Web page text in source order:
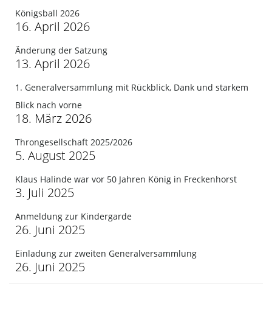
Königsball 2026
16. April 2026
Änderung der Satzung
13. April 2026
1. Generalversammlung mit Rückblick, Dank und starkem
Blick nach vorne
18. März 2026
Throngesellschaft 2025/2026
5. August 2025
Klaus Halinde war vor 50 Jahren König in Freckenhorst
3. Juli 2025
Anmeldung zur Kindergarde
26. Juni 2025
Einladung zur zweiten Generalversammlung
26. Juni 2025